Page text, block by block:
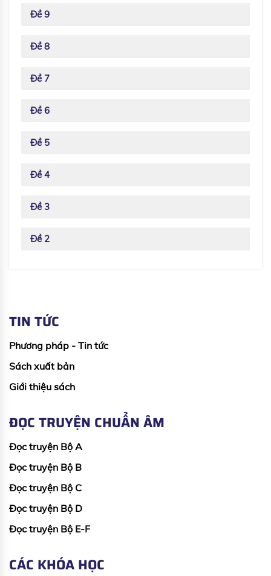
Đề 9
Đề 8
Đề 7
Đề 6
Đề 5
Đề 4
Đề 3
Đề 2
TIN TỨC
Phương pháp - Tin tức
Sách xuất bản
Giới thiệu sách
ĐỌC TRUYỆN CHUẨN ÂM
Đọc truyện Bộ A
Đọc truyện Bộ B
Đọc truyện Bộ C
Đọc truyện Bộ D
Đọc truyện Bộ E-F
CÁC KHÓA HỌC